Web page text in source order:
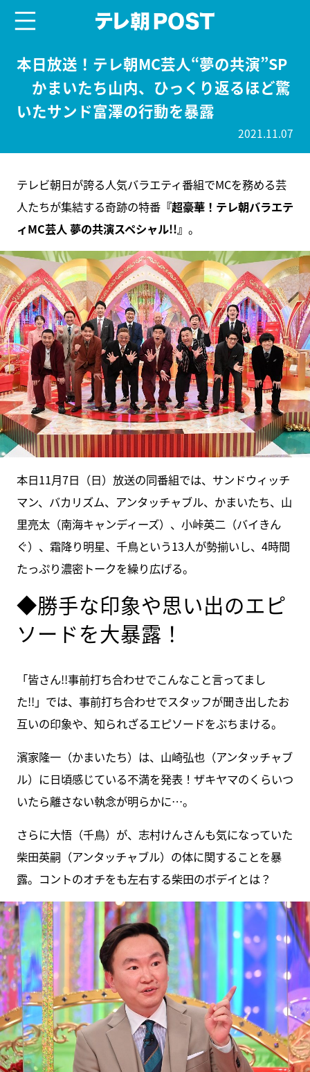
本日放送！テレ朝MC芸人“夢の共演”SP
かまいたち山内、ひっくり返るほど驚
いたサンド富澤の行動を暴露
2021.11.07
テレビ朝日が誇る人気バラエティ番組でMCを務める芸
人たちが集結する奇跡の特番『超豪華！テレ朝バラエテ
ィMC芸人 夢の共演スペシャル!!』 。
本日11月7日（日）放送の同番組では、サンドウィッチ
マン、バカリズム、アンタッチャブル、かまいたち、山
里亮太（南海キャンディーズ）、小峠英二（バイきん
ぐ）、霜降り明星、千鳥という13人が勢揃いし、4時間
たっぷり濃密トークを繰り広げる。
◆勝手な印象や思い出のエピ
ソードを大暴露！
「皆さん!!事前打ち合わせでこんなこと言ってまし
た!!」では、事前打ち合わせでスタッフが聞き出したお
互いの印象や、知られざるエピソードをぶちまける。
濱家隆一（かまいたち）は、山崎弘也（アンタッチャブ
ル）に日頃感じている不満を発表！ザキヤマのくらいつ
いたら離さない執念が明らかに…。
さらに大悟（千鳥）が、志村けんさんも気になっていた
柴田英嗣（アンタッチャブル）の体に関することを暴
露。コントのオチをも左右する柴田のボデイとは？